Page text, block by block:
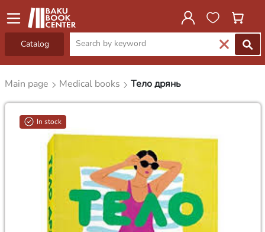
Catalog
Main page Medical books Тело дрянь
In stock